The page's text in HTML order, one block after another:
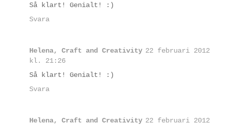
Så klart! Genialt! :)
Svara
Helena, Craft and Creativity 22 februari 2012
kl. 21:26
Så klart! Genialt! :)
Svara
Helena, Craft and Creativity 22 februari 2012